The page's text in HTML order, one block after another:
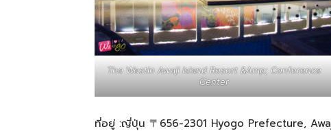
The Westin Awaji Island Resort &Amp; Conference
Center
ที่อยู่ :ญี่ปุ่น 〒656-2301 Hyogo Prefecture,